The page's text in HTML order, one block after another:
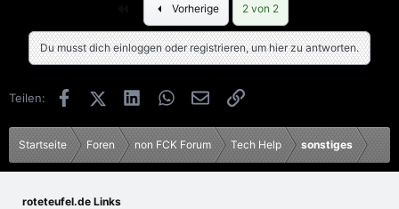
Vorherige 2 von 2
Du musst dich einloggen oder registrieren, um hier zu antworten.
Teilen: FacebookX (Twitter)LinkedInWhatsApp
E-MailLink
Startseite Foren non FCK Forum Tech Help sonstiges
roteteufel.de Links